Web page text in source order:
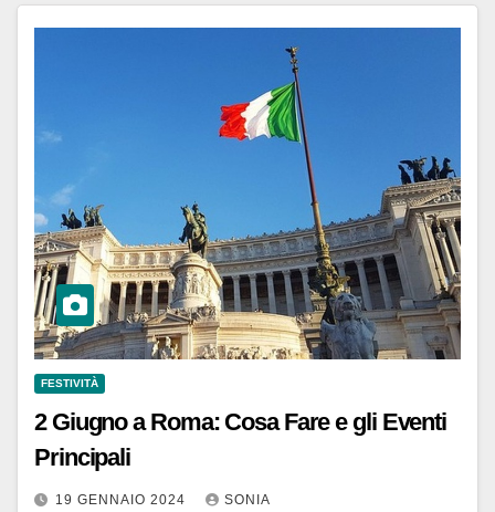
FESTIVITÀ
2 Giugno a Roma: Cosa Fare e gli Eventi
Principali
19 GENNAIO 2024 SONIA